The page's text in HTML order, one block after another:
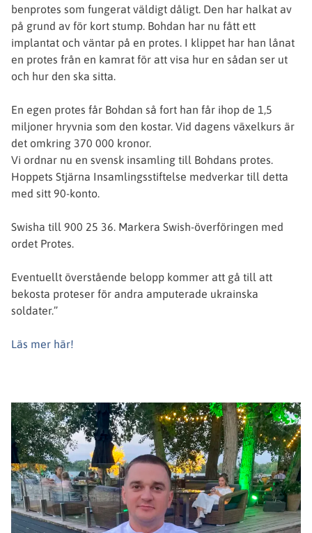
benprotes som fungerat väldigt dåligt. Den har halkat av
på grund av för kort stump. Bohdan har nu fått ett
implantat och väntar på en protes. I klippet har han lånat
en protes från en kamrat för att visa hur en sådan ser ut
och hur den ska sitta.
En egen protes får Bohdan så fort han får ihop de 1,5
miljoner hryvnia som den kostar. Vid dagens växelkurs är
det omkring 370 000 kronor.
Vi ordnar nu en svensk insamling till Bohdans protes.
Hoppets Stjärna Insamlingsstiftelse medverkar till detta
med sitt 90-konto.
Swisha till 900 25 36. Markera Swish-överföringen med
ordet Protes.
Eventuellt överstående belopp kommer att gå till att
bekosta proteser för andra amputerade ukrainska
soldater.”
Läs mer här!